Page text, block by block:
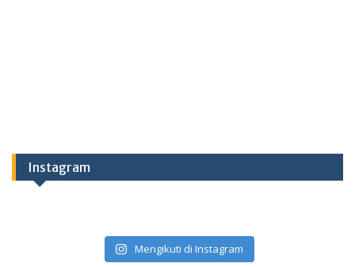
Instagram
Mengikuti di Instagram